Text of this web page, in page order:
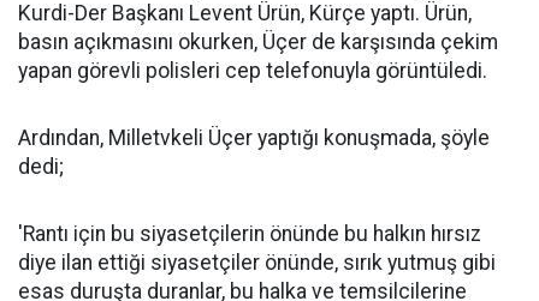
Kurdi-Der Başkanı Levent Ürün, Kürçe yaptı. Ürün,
basın açıkmasını okurken, Üçer de karşısında çekim
yapan görevli polisleri cep telefonuyla görüntüledi.
Ardından, Milletvkeli Üçer yaptığı konuşmada, şöyle
dedi;
'Rantı için bu siyasetçilerin önünde bu halkın hırsız
diye ilan ettiği siyasetçiler önünde, sırık yutmuş gibi
esas duruşta duranlar, bu halka ve temsilcilerine